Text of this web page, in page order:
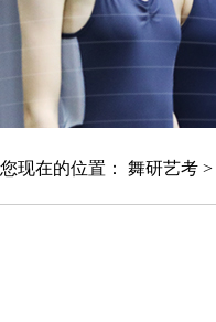
您现在的位置： 舞研艺考 >